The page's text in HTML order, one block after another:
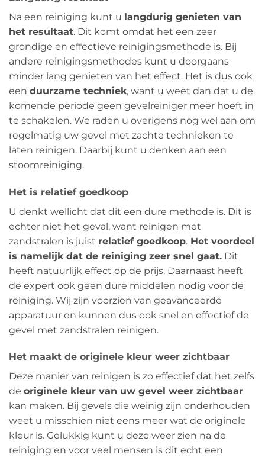
Na een reiniging kunt u langdurig genieten van
het resultaat. Dit komt omdat het een zeer
grondige en effectieve reinigingsmethode is. Bij
andere reinigingsmethodes kunt u doorgaans
minder lang genieten van het effect. Het is dus ook
een duurzame techniek, want u weet dan dat u de
komende periode geen gevelreiniger meer hoeft in
te schakelen. We raden u overigens nog wel aan om
regelmatig uw gevel met zachte technieken te
laten reinigen. Daarbij kunt u denken aan een
stoomreiniging.
Het is relatief goedkoop
U denkt wellicht dat dit een dure methode is. Dit is
echter niet het geval, want reinigen met
zandstralen is juist relatief goedkoop. Het voordeel
is namelijk dat de reiniging zeer snel gaat. Dit
heeft natuurlijk effect op de prijs. Daarnaast heeft
de expert ook geen dure middelen nodig voor de
reiniging. Wij zijn voorzien van geavanceerde
apparatuur en kunnen dus ook snel en effectief de
gevel met zandstralen reinigen.
Het maakt de originele kleur weer zichtbaar
Deze manier van reinigen is zo effectief dat het zelfs
de originele kleur van uw gevel weer zichtbaar
kan maken. Bij gevels die weinig zijn onderhouden
weet u misschien niet eens meer wat de originele
kleur is. Gelukkig kunt u deze weer zien na de
reiniging en voor veel mensen is dit echt een